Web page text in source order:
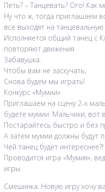
Петь? – Танцевать? Ого! Как
Ну что ж, тогда приглашаем
все выходят на
Исполняется общий танец с
повторяют движения
Забавушка.
Чтобы вам не заскучать,
Снова будем мы играть!
Конкурс «Мумии»
Приглашаем на сцену 2-х
будете мумии. Мальчики, вот
Постарайтесь быстро и без
А затем мумии должны будут
Чей танец будет интереснее?!
Проводится игра «Мумия»,
игры.
Смешинка. Новую игру хочу